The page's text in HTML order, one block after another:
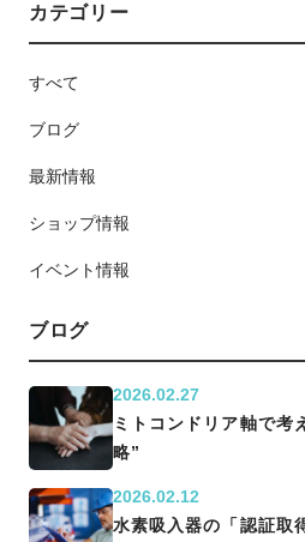
カテゴリー
すべて
ブログ
最新情報
ショップ情報
イベント情報
ブログ
2026.02.27
ミトコンドリア軸で考
略”
2026.02.12
水素吸入器の「認証取